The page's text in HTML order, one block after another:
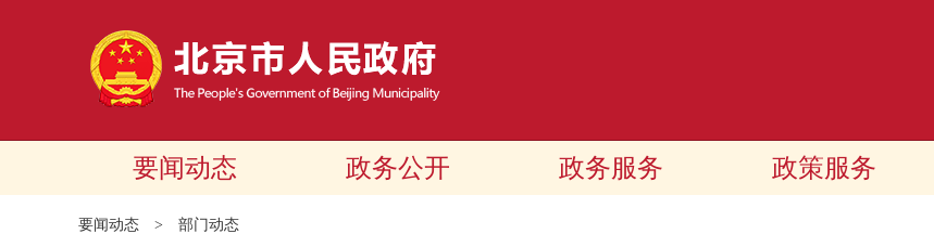
要闻动态 政务公开 政务服务 政策服务
要闻动态 > 部门动态